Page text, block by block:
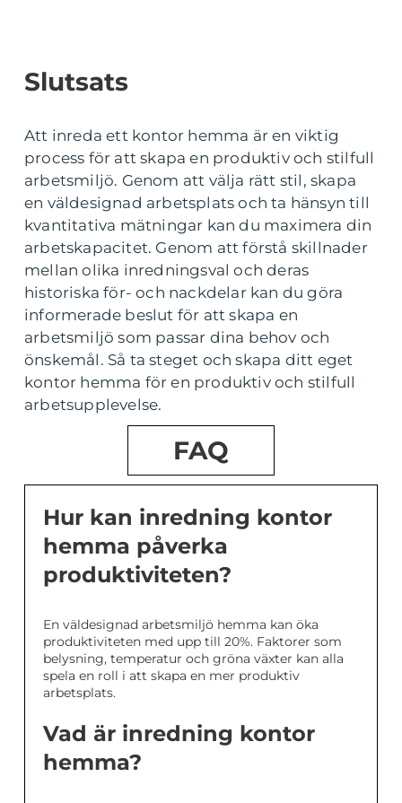
Slutsats
Att inreda ett kontor hemma är en viktig
process för att skapa en produktiv och stilfull
arbetsmiljö. Genom att välja rätt stil, skapa
en väldesignad arbetsplats och ta hänsyn till
kvantitativa mätningar kan du maximera din
arbetskapacitet. Genom att förstå skillnader
mellan olika inredningsval och deras
historiska för- och nackdelar kan du göra
informerade beslut för att skapa en
arbetsmiljö som passar dina behov och
önskemål. Så ta steget och skapa ditt eget
kontor hemma för en produktiv och stilfull
arbetsupplevelse.
FAQ
Hur kan inredning kontor
hemma påverka
produktiviteten?
En väldesignad arbetsmiljö hemma kan öka
produktiviteten med upp till 20%. Faktorer som
belysning, temperatur och gröna växter kan alla
spela en roll i att skapa en mer produktiv
arbetsplats.
Vad är inredning kontor
hemma?